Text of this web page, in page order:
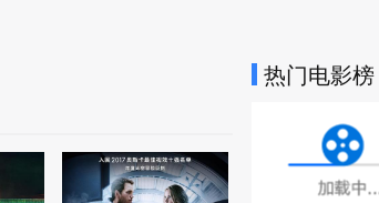
热门电影榜